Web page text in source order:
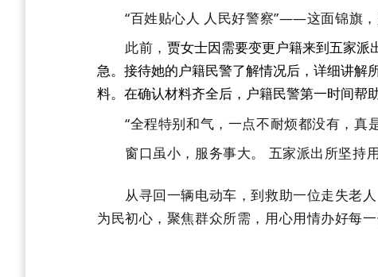
“百姓贴心人 人民好警察”——这面锦旗，
此前， 贾女士因需要变更户籍来到五家
急。接待她的户籍民警了解情况后，详细讲解
料。在确认材料齐全后，户籍民警第一时间帮
“全程特别和气，一点不耐烦都没有，真是
窗口虽小，服务事大。 五家派出所坚持用
从寻回一辆电动车，到救助一位走失老人
为民初心，聚焦群众所需，用心用情办好每